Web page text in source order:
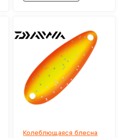
Колеблющаяся блесна